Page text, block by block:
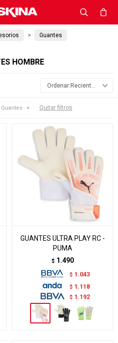
Guantes
HOMBRE
Recientes
Guantes Quitar filtros
GUANTES ULTRA PLAY RC -
PUMA
$ 1.490
$ 1.043
$ 1.118
$ 1.192